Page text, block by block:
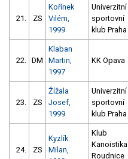
21. ZS
Kořínek
Vilém,
1999
Univerzitní
sportovní
klub Praha
22. DM
Klaban
Martin,
1997
KK Opava
23. ZS
Žížala
Josef,
1999
Univerzitní
sportovní
klub Praha
24. ZS
Kyzlík
Milan,
Klub
Kanoistika
Roudnice